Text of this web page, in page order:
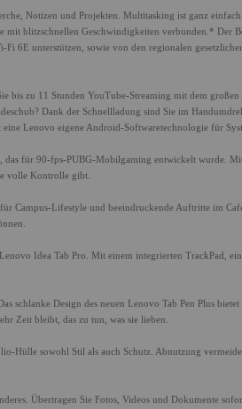
Notizen und Projekten. Multitasking ist ganz
mit blitzschnellen Geschwindigkeiten verbunden.* Der
Fi 6E unterstützen, sowie von den regionalen
bis zu 11 Stunden YouTube-Streaming mit dem
Dank der Schnellladung sind Sie im
Lenovo eigene Android-Softwaretechnologie für
das für 90-fps-PUBG-Mobilgaming entwickelt wurde.
volle Kontrolle gibt.
Campus-Lifestyle und beeindruckende Auftritte im
Idea Tab Pro. Mit einem integrierten TrackPad,
schlanke Design des neuen Lenovo Tab Pen Plus
Zeit bleibt, das zu tun, was sie lieben.
Hülle sowohl Stil als auch Schutz. Abnutzung
Übertragen Sie Fotos, Videos und Dokumente